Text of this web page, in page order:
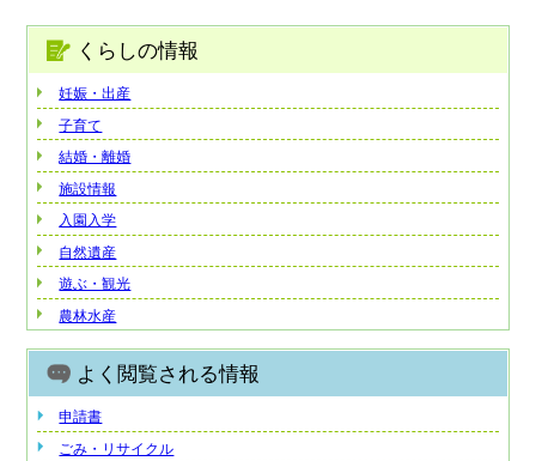
くらしの情報
妊娠・出産
子育て
結婚・離婚
施設情報
入園入学
自然遺産
遊ぶ・観光
農林水産
よく閲覧される情報
申請書
ごみ・リサイクル